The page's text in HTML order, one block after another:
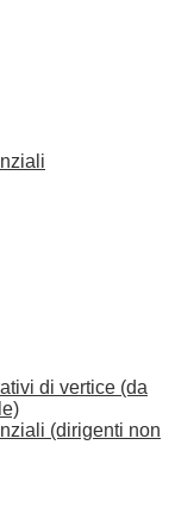
di vertice (da
(dirigenti non